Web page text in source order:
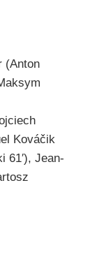
(Anton
Kováčik
61′), Jean-